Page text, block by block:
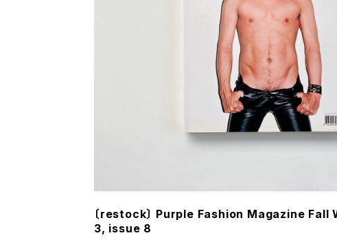
〔restock〕 Purple Fashion Magazine
3, issue 8